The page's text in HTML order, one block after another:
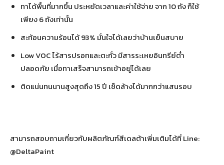
ทาได้พื้นที่มากขึ้น ประหยัดเวลาและค่าใช้จ่าย จาก 10 ถัง ก็ใช้
เพียง 6 ถังเท่านั้น
สะท้อนความร้อนได้ 93% มั่นใจได้เลยว่าบ้านเย็นสบาย
Low VOC ไร้สารปรอทและตะกั่ว มีสารระเหยอินทรีย์ต่ำ
ปลอดภัย เมื่อทาเสร็จสามารถเข้าอยู่ได้เลย
ติดแน่นทนนานสูงสุดถึง 15 ปี เช็ดล้างได้มากกว่าแสนรอบ
สามารถสอบถามเกี่ยวกับผลิตภัณฑ์สีเดลต้าเพิ่มเติมได้ที่ Line:
@DeltaPaint